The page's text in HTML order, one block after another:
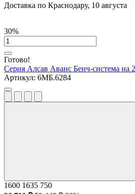
Доставка по Краснодару, 10 августа
30%
Готово!
Серия Алсав Аванс Бенч-система на
Артикул: 6МБ.6284
1600 1635 750